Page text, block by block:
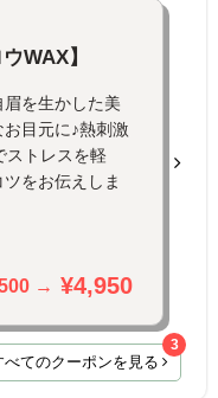
WAX】
を生かした美
目元に♪熱刺激
ストレスを軽
をお伝えしま
→ ¥4,950
べてのクーポンを見る
3